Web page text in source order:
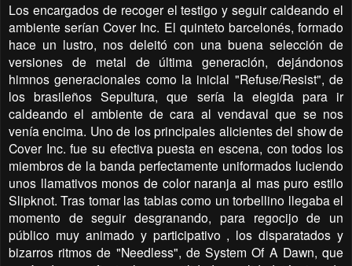
Los encargados de recoger el testigo y seguir caldeando el
ambiente serían Cover Inc. El quinteto barcelonés, formado
hace un lustro, nos deleitó con una buena selección de
versiones de metal de última generación, dejándonos
himnos generacionales como la inicial "Refuse/Resist", de
los brasileños Sepultura, que sería la elegida para ir
caldeando el ambiente de cara al vendaval que se nos
venía encima. Uno de los principales alicientes del show de
Cover Inc. fue su efectiva puesta en escena, con todos los
miembros de la banda perfectamente uniformados luciendo
unos llamativos monos de color naranja al mas puro estilo
Slipknot. Tras tomar las tablas como un torbellino llegaba el
momento de seguir desgranando, para regocijo de un
público muy animado y participativo , los disparatados y
bizarros ritmos de "Needless", de System Of A Dawn, que